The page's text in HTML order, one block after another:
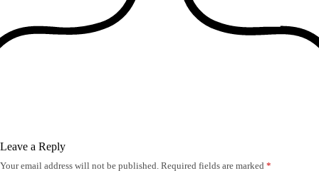
Leave a Reply
Your email address will not be published. Required fields are marked *